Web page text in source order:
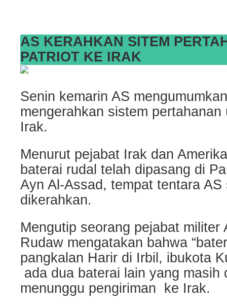
AS KERAHKAN SITEM
PATRIOT KE IRAK
Senin kemarin AS
mengerahkan sistem
Irak.
Menurut pejabat Irak dan
baterai rudal telah dipasang di
Ayn Al-Assad, tempat tentara AS
dikerahkan.
Mengutip seorang pejabat militer
Rudaw mengatakan bahwa
pangkalan Harir di Irbil, ibukota
ada dua baterai lain yang masih
menunggu pengiriman ke Irak.